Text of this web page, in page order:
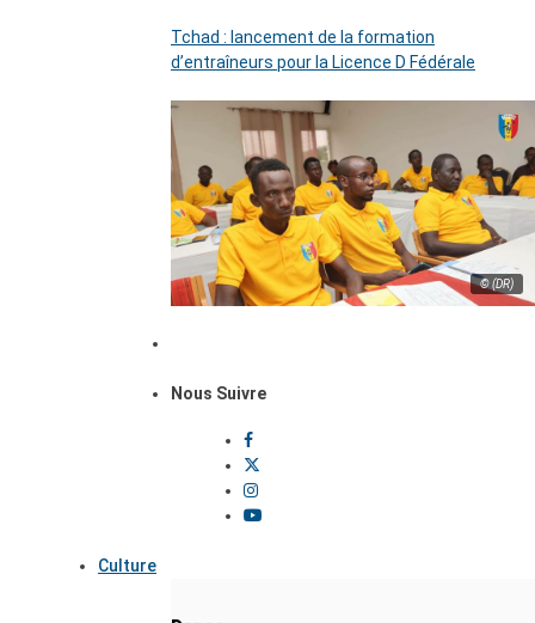
Tchad : lancement de la formation
d’entraîneurs pour la Licence D Fédérale
© (DR)
Nous Suivre
Culture